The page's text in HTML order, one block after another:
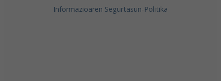
Informazioaren Segurtasun-Politika